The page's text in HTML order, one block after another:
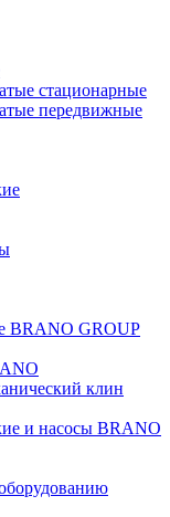
стационарные
передвижные
BRANO GROUP
клин
и насосы BRANO